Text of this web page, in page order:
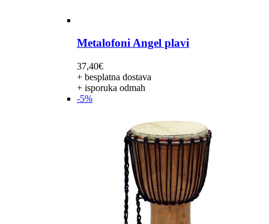
Metalofoni Angel plavi
37,40€
+ besplatna dostava
+ isporuka odmah
-5%